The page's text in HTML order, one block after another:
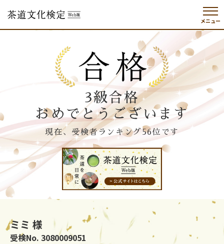
メニュー
3級合格
おめでとうございます
現在、受検者ランキング56位です
ミミ 様
受検No. 3080009051